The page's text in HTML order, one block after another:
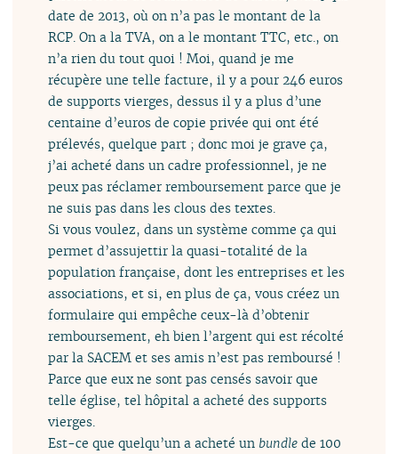
date de 2013, où on n’a pas le montant de la
RCP. On a la TVA, on a le montant TTC, etc., on
n’a rien du tout quoi ! Moi, quand je me
récupère une telle facture, il y a pour 246 euros
de supports vierges, dessus il y a plus d’une
centaine d’euros de copie privée qui ont été
prélevés, quelque part ; donc moi je grave ça,
j’ai acheté dans un cadre professionnel, je ne
peux pas réclamer remboursement parce que je
ne suis pas dans les clous des textes.
Si vous voulez, dans un système comme ça qui
permet d’assujettir la quasi-totalité de la
population française, dont les entreprises et les
associations, et si, en plus de ça, vous créez un
formulaire qui empêche ceux-là d’obtenir
remboursement, eh bien l’argent qui est récolté
par la SACEM et ses amis n’est pas remboursé !
Parce que eux ne sont pas censés savoir que
telle église, tel hôpital a acheté des supports
vierges.
Est-ce que quelqu’un a acheté un bundle de 100